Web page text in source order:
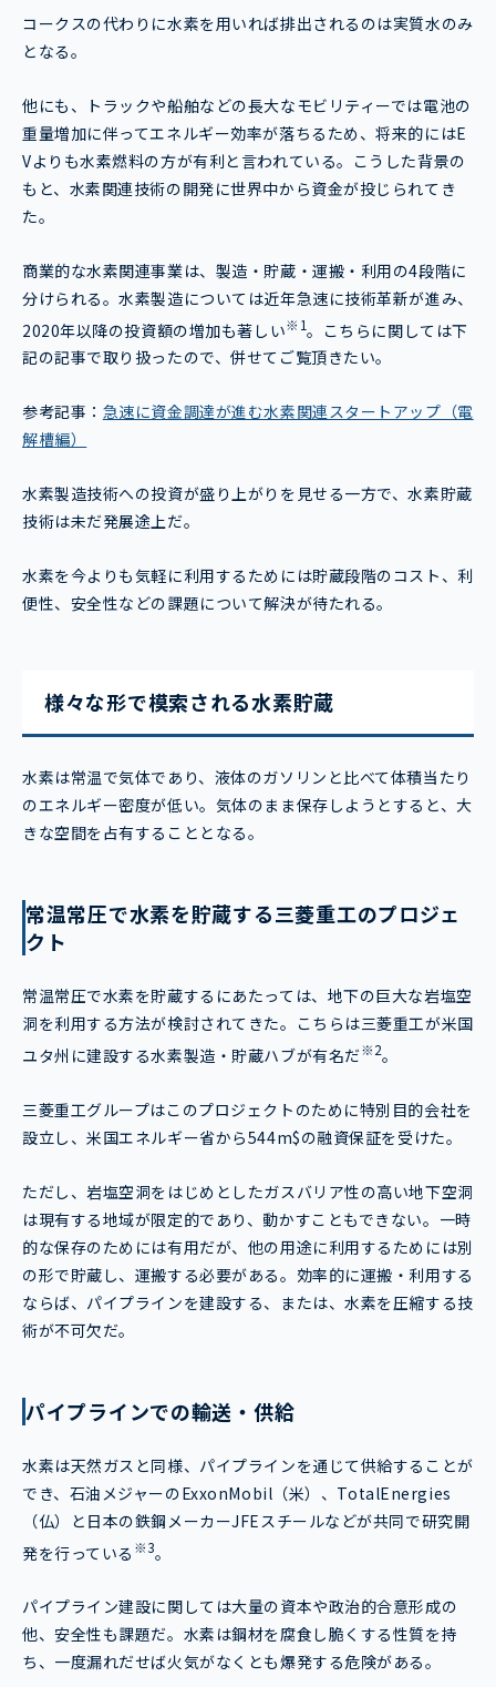
コークスの代わりに水素を用いれば排出されるのは実質水のみ
となる。
他にも、トラックや船舶などの長大なモビリティーでは電池の
重量増加に伴ってエネルギー効率が落ちるため、将来的にはE
Vよりも水素燃料の方が有利と言われている。こうした背景の
もと、水素関連技術の開発に世界中から資金が投じられてき
た。
商業的な水素関連事業は、製造・貯蔵・運搬・利用の4段階に
分けられる。水素製造については近年急速に技術革新が進み、
2020年以降の投資額の増加も著しい※1。こちらに関しては下
記の記事で取り扱ったので、併せてご覧頂きたい。
参考記事： 急速に資金調達が進む水素関連スタートアップ（電
解槽編）
水素製造技術への投資が盛り上がりを見せる一方で、水素貯蔵
技術は未だ発展途上だ。
水素を今よりも気軽に利用するためには貯蔵段階のコスト、利
便性、安全性などの課題について解決が待たれる。
様々な形で模索される水素貯蔵
水素は常温で気体であり、液体のガソリンと比べて体積当たり
のエネルギー密度が低い。気体のまま保存しようとすると、大
きな空間を占有することとなる。
常温常圧で水素を貯蔵する三菱重工のプロジェ
クト
常温常圧で水素を貯蔵するにあたっては、地下の巨大な岩塩空
洞を利用する方法が検討されてきた。こちらは三菱重工が米国
ユタ州に建設する水素製造・貯蔵ハブが有名だ※2。
三菱重工グループはこのプロジェクトのために特別目的会社を
設立し、米国エネルギー省から544m$の融資保証を受けた。
ただし、岩塩空洞をはじめとしたガスバリア性の高い地下空洞
は現有する地域が限定的であり、動かすこともできない。一時
的な保存のためには有用だが、他の用途に利用するためには別
の形で貯蔵し、運搬する必要がある。効率的に運搬・利用する
ならば、パイプラインを建設する、または、水素を圧縮する技
術が不可欠だ。
パイプラインでの輸送・供給
水素は天然ガスと同様、パイプラインを通じて供給することが
でき、石油メジャーのExxonMobil（米）、TotalEnergies
（仏）と日本の鉄鋼メーカーJFEスチールなどが共同で研究開
発を行っている ※3。
パイプライン建設に関しては大量の資本や政治的合意形成の
他、安全性も課題だ。水素は鋼材を腐食し脆くする性質を持
ち、一度漏れだせば火気がなくとも爆発する危険がある。